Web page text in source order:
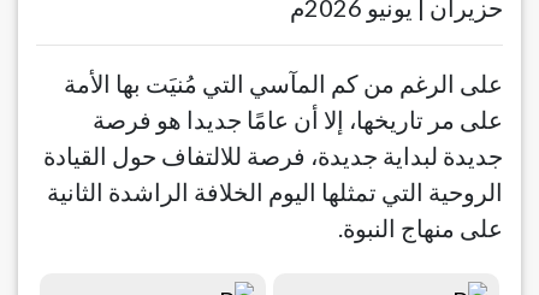
حزيران | يونيو 2026م
على الرغم من كم المآسي التي مُنيَت بها الأمة
على مر تاريخها، إلا أن عامًا جديدا هو فرصة
جديدة لبداية جديدة، فرصة للالتفاف حول القيادة
الروحية التي تمثلها اليوم الخلافة الراشدة الثانية
على منهاج النبوة.